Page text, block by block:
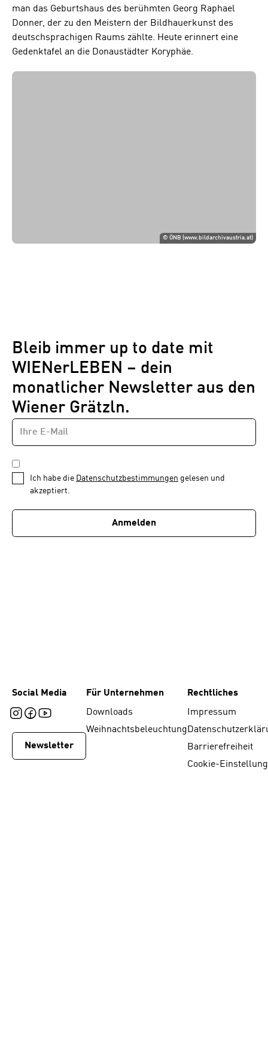
man das Geburtshaus des berühmten Georg Raphael
Donner, der zu den Meistern der Bildhauerkunst des
deutschsprachigen Raums zählte. Heute erinnert eine
Gedenktafel an die Donaustädter Koryphäe.
©ÖNB (www.bildarchivaustria.at)
Bleib immer up to date mit
WIENerLEBEN – dein
monatlicher Newsletter aus den
Wiener Grätzln.
Newsletter
1
von
E-
MAIL-
ADRESSE
DATENSCHUTZBESTIMMUNGEN
*
Ich habe die Datenschutzbestimmungen gelesen und
akzeptiert.
Anmelden
Social Media
Newsletter
Für Unternehmen
Downloads
Weihnachtsbeleuchtung
Rechtliches
Impressum
Barrierefreiheit
Cookie-